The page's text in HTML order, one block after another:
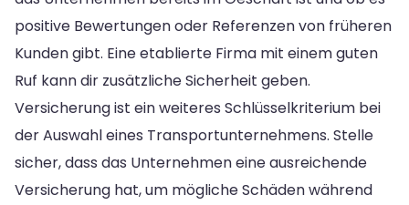
positive Bewertungen oder Referenzen von früheren
Kunden gibt. Eine etablierte Firma mit einem guten
Ruf kann dir zusätzliche Sicherheit geben.
Versicherung ist ein weiteres Schlüsselkriterium bei
der Auswahl eines Transportunternehmens. Stelle
sicher, dass das Unternehmen eine ausreichende
Versicherung hat, um mögliche Schäden während